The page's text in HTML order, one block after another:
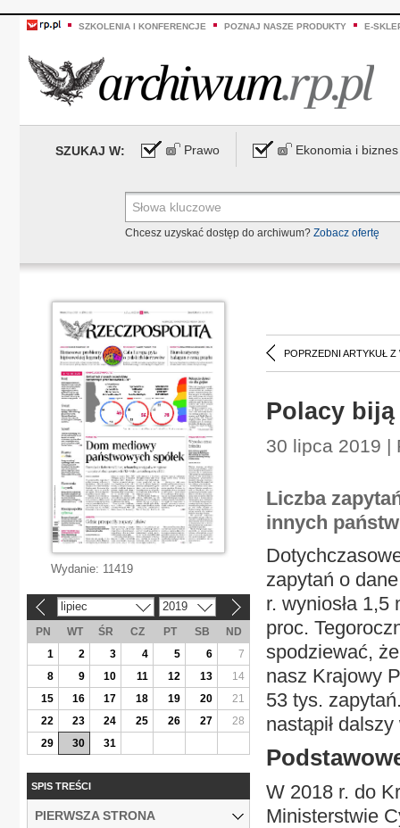
SZKOLENIA I KONFERENCJE POZNAJ NASZE PRODUKTY E-
SZUKAJ W: Prawo Ekonomia i biznes
Chcesz uzyskać dostęp do archiwum? Zobacz ofertę
POPRZEDNI ARTYKUŁ Z
Polacy
30 lipca 2019 |
Liczba
innych
zapytań o
r. wyniosła
proc.
spodziewać,
nasz Krajowy
53 tys.
nastąpił
W 2018 r. do
Ministerstwie
Wydanie: 11419
lipiec 2019
PN WT ŚR CZ PT SB
ND
1
2 3 4 5 6
7
8
9 10 11 12 13
14
15
16 17 18 19 20
21
22
23 24 25 26 27
28
29
30 31
SPIS TREŚCI
PIERWSZA STRONA